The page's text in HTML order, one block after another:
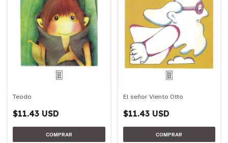
Teodo
$11.43 USD
El señor Viento Otto
$11.43 USD